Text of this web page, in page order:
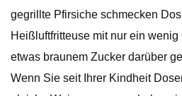
gegrillte Pfirsiche schmecken
Heißluftfritteuse mit nur ein wenig
etwas braunem Zucker darüber
Wenn Sie seit Ihrer Kindheit